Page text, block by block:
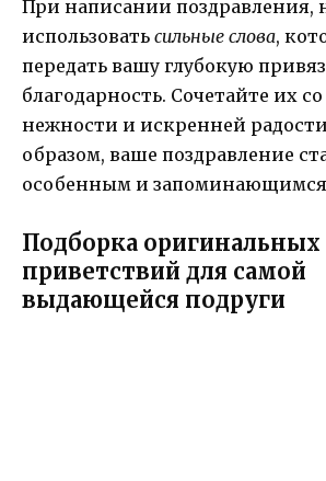
При написании поздравления,
использовать сильные слова,
передать вашу глубокую
благодарность. Сочетайте их
нежности и искренней
образом, ваше поздравление
особенным и
Подборка оригинальных
приветствий для самой
выдающейся подруги